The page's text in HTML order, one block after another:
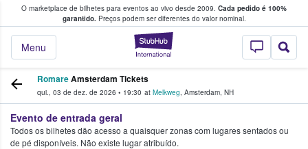
O marketplace de bilhetes para eventos ao vivo desde 2009. Cada pedido é 100%
garantido.Preços podem ser diferentes do valor nominal.
StubHub – onde
Menu
fãs compram e vendem bilhetes
RomareAmsterdam Tickets
qui., 03 de dez. de 2026 • 19:30 at Melkweg, Amsterdam, NH
Evento de entrada geral
Todos os bilhetes dão acesso a quaisquer zonas com lugares sentados ou
de pé disponíveis. Não existe lugar atribuído.